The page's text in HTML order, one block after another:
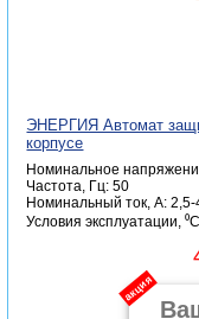
ЭНЕРГИЯ Автомат
корпусе
Номинальное
Частота, Гц: 50
Номинальный ток, А: 2,5-
Условия эксплуатации,
акция